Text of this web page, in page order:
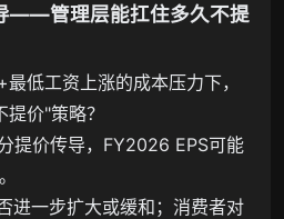
——管理层能扛住多久不提
低工资上涨的成本压力下，
价"策略？
提价传导，FY2026 EPS可能
进一步扩大或缓和；消费者对